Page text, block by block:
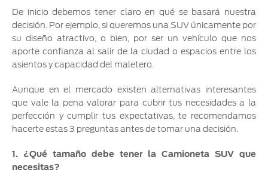
Kits de
Accesorios
Ford
Vehículos
Comerciales
Descubre
Tu Ford
Partes
Originales
Precio de
Mantenimiento
Programa de
Mantenimiento
Comerciales
Llamado
a
Revisión
en
Partes
Soporte
De inicio debemos tener claro en qué se basará nuestra
decisión. Por ejemplo, si queremos una SUV únicamente por
su diseño atractivo, o bien, por ser un vehículo que nos
aporte confianza al salir de la ciudad o espacios entre los
asientos y capacidad del maletero.
Aunque en el mercado existen alternativas interesantes
que vale la pena valorar para cubrir tus necesidades a la
perfección y cumplir tus expectativas, te recomendamos
hacerte estas 3 preguntas antes de tomar una decisión.
1. ¿Qué tamaño debe tener la Camioneta SUV que
necesitas?